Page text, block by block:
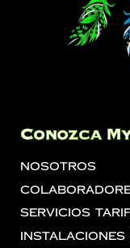
Conozca
Nosotros
Servicios
Instalaciones